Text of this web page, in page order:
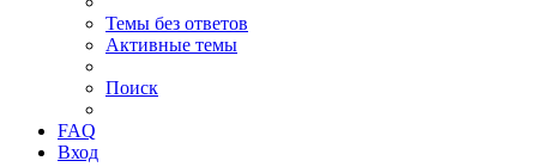
Темы без ответов
Активные темы
Поиск
FAQ
Вход